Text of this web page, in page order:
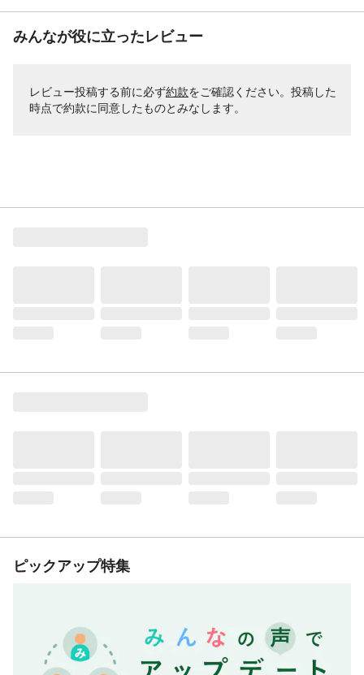
みんなが役に立ったレビュー
レビュー投稿する前に必ず約款をご確認ください。投稿した
時点で約款に同意したものとみなします。
ピックアップ特集